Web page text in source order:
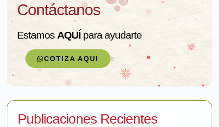
Contáctanos
Estamos AQUÍ para ayudarte
COTIZA AQUI
Publicaciones Recientes